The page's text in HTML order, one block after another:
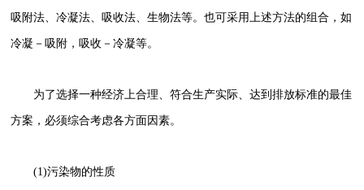
吸附法、冷凝法、吸收法、生物法等。也可采用上述方法的组合，如
冷凝－吸附，吸收－冷凝等。
为了选择一种经济上合理、符合生产实际、达到排放标准的最佳
方案，必须综合考虑各方面因素。
(1)污染物的性质